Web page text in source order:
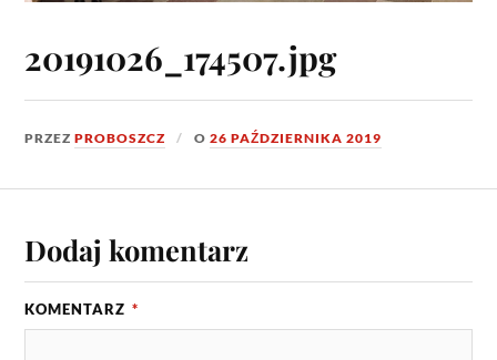
20191026_174507.jpg
PRZEZPROBOSZCZ O26 PAŹDZIERNIKA 2019
Dodaj komentarz
KOMENTARZ *